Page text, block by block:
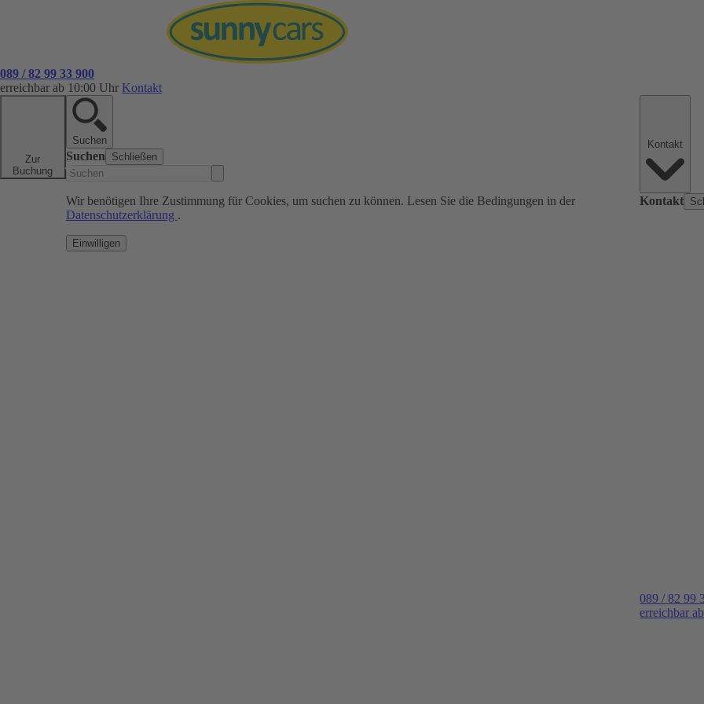
089 / 82 99 33 900
erreichbar ab 10:00 Uhr Kontakt
Zur
Buchung
Suchen
Suchen Schließen
Wir benötigen Ihre Zustimmung für Cookies, um suchen zu können. Lesen Sie die Bedingungen in der
Datenschutzerklärung .
Einwilligen
Kontakt
089 / 82 99
erreichbar